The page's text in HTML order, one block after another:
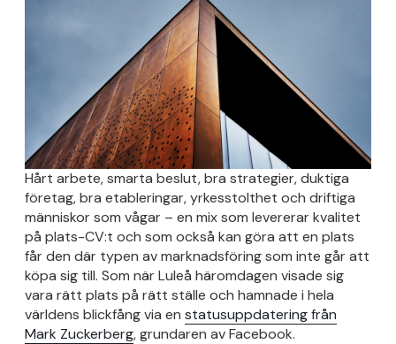
Hårt arbete, smarta beslut, bra strategier, duktiga
företag, bra etableringar, yrkesstolthet och driftiga
människor som vågar – en mix som levererar kvalitet
på plats-CV:t och som också kan göra att en plats
får den där typen av marknadsföring som inte går att
köpa sig till. Som när Luleå häromdagen visade sig
vara rätt plats på rätt ställe och hamnade i hela
världens blickfång via en statusuppdatering från
Mark Zuckerberg, grundaren av Facebook.